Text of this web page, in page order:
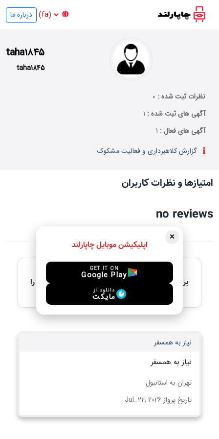
درباره ما
taha1845
taha1845
نظرات ثبت شده : 0
آگهی های ثبت شده : 1
آگهی های فعال : 1
گزارش کلاهبرداری و فعالیت مشکوک
امتیازها و نظرات کاربران
no reviews
آخرین آگهی های فعال
برای مشاهده جزئیات کامل، لطفاً آگهی مورد نظر را
انتخاب کنید
نیاز به همسفر
نیاز به همسفر
تهران به استانبول
تاریخ پرواز Jul. 22, 2026
×
اپلیکیشن موبایل چاپارلند
GET IT ON
Google Play
دانلود از
مایکت